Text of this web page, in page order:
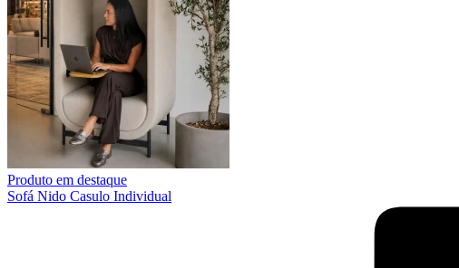
Produto em destaque
Sofá Nido Casulo Individual